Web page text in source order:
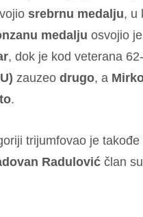
srebrnu medalju, u
medalju osvojio je
, dok je kod veterana
zauzeodrugo, a
.
trijumfovao je takođe
Radulović član